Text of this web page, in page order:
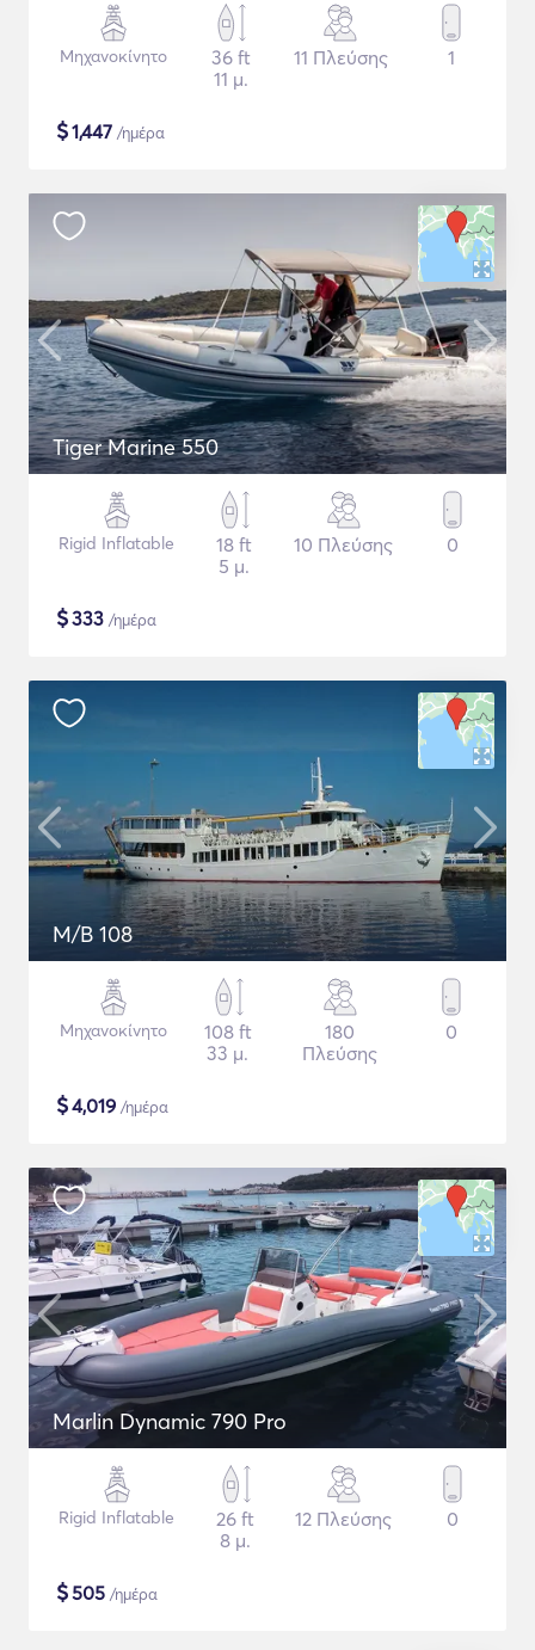
Μηχανοκίνητο
36 ft
11 μ.
11 Πλεύσης 1
$1,447 /ημέρα
Tiger Marine 550
Rigid Inflatable
18 ft
5 μ.
10 Πλεύσης 0
$333 /ημέρα
M/B 108
Μηχανοκίνητο
108 ft
33 μ.
180
Πλεύσης
0
$4,019 /ημέρα
Marlin Dynamic 790 Pro
Rigid Inflatable
26 ft
8 μ.
12 Πλεύσης 0
$505 /ημέρα